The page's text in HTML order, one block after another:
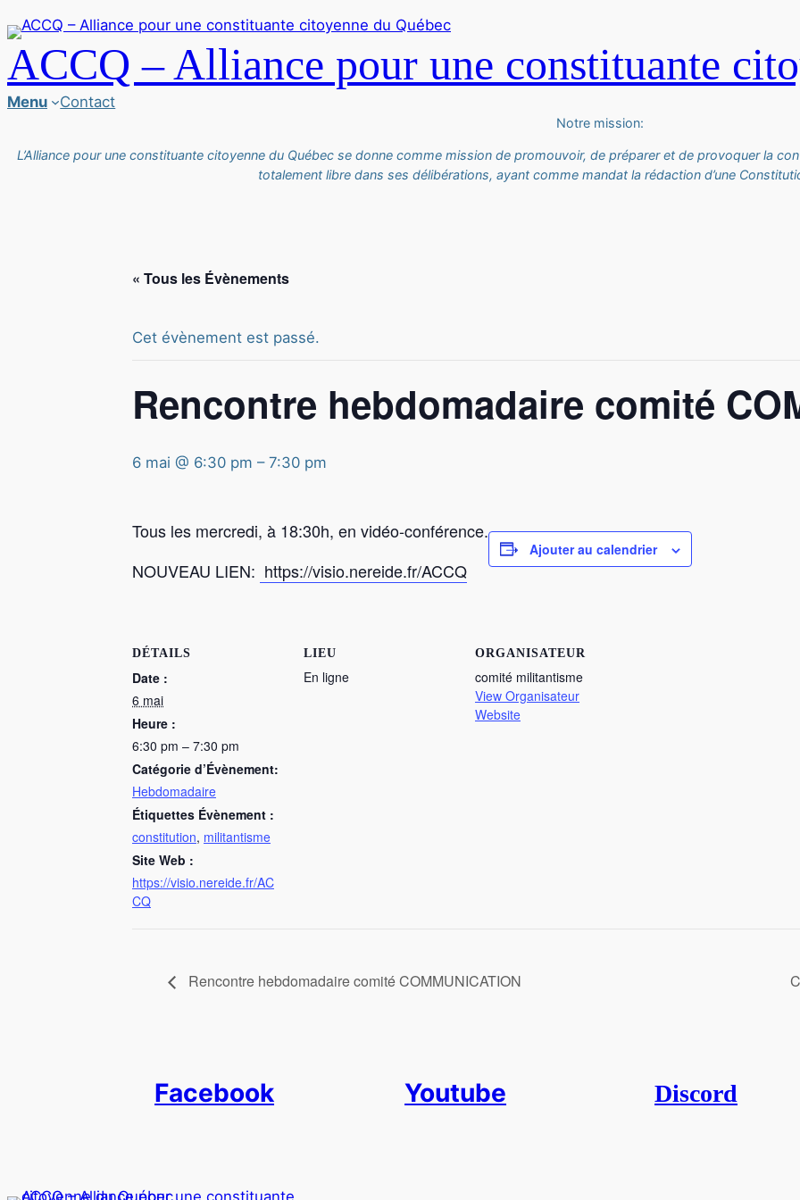
ACCQ – Alliance pour une constituante
Menu Contact
Notre mission:
L’Alliance pour une constituante citoyenne du Québec se donne comme mission de promouvoir, de préparer et de provoquer la
totalement libre dans ses délibérations, ayant comme mandat la rédaction d’une
« Tous les Évènements
Cet évènement est passé.
Rencontre hebdomadaire comité
6 mai @ 6:30 pm – 7:30 pm
Tous les mercredi, à 18:30h, en vidéo-conférence.
NOUVEAU LIEN: https://visio.nereide.fr/ACCQ
Ajouter au calendrier
DÉTAILS
Date :
6 mai
Heure :
6:30 pm – 7:30 pm
Catégorie d’Évènement:
Hebdomadaire
Étiquettes Évènement :
constitution, militantisme
Site Web :
https://visio.nereide.fr/AC
CQ
LIEU
En ligne
ORGANISATEUR
comité militantisme
View Organisateur
Website
Rencontre hebdomadaire comité COMMUNICATION
Facebook Youtube Discord